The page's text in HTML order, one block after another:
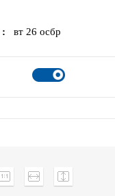
вт 26 осбр